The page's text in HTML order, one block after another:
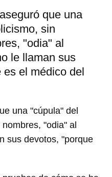
que una
sin
"odia" al
le llaman sus
el médico del
una "cúpula" del
"odia" al
sus devotos, "porque